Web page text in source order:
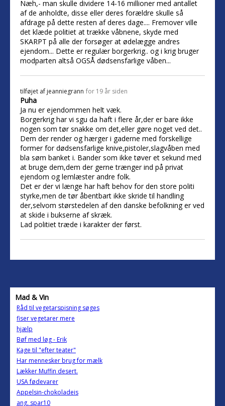
Næh,- man skulle dividere 14-16 millioner med antallet
af de anholdte, disse eller deres forældre skulle så
afdrage på dette resten af deres dage.... Fremover ville
det klæde politiet at trække våbnene, skyde med
SKARPT på alle der forsøger at ødelægge andres
ejendom... Dette er regulær borgerkrig.. og i krig bruger
modparten altså OGSÅ dødsensfarlige våben...
tilføjet af jeanniegrann for 19 år siden
Puha
Ja nu er ejendommen helt væk.
Borgerkrig har vi sgu da haft i flere år,der er bare ikke
nogen som tør snakke om det,eller gøre noget ved det..
Dem der render og hærger i gaderne med forskellige
former for dødsensfarlige knive,pistoler,slagvåben med
bla søm banket i. Bander som ikke tøver et sekund med
at bruge dem,dem der gerne trænger ind på privat
ejendom og lemlæster andre folk.
Det er der vi længe har haft behov for den store politi
styrke,men de tør åbentbart ikke skride til handling
der,selvom størstedelen af den danske befolkning er ved
at skide i bukserne af skræk.
Lad politiet træde i karakter der først.
Mad & Vin
Råd til vegetarspisning søges
fiser vegetarer mere
hjælp
Bøf med løg - Erik
Kage til "efter teater"
Har mennesker brug for mælk
Lækker Muffin desert.
USA fødevarer
Appelsin-chokoladeis
ang. spar10